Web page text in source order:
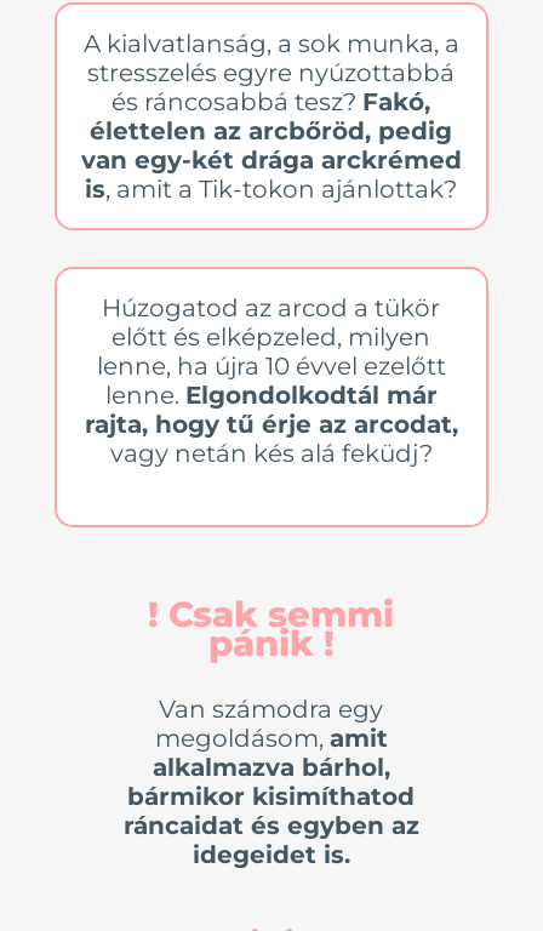
A kialvatlanság, a sok munka, a
stresszelés egyre nyúzottabbá
és ráncosabbá tesz? Fakó,
élettelen az arcbőröd, pedig
van egy-két drága arckrémed
is, amit a Tik-tokon ajánlottak?
Húzogatod az arcod a tükör
előtt és elképzeled, milyen
lenne, ha újra 10 évvel ezelőtt
lenne. Elgondolkodtál már
rajta, hogy tű érje az arcodat,
vagy netán kés alá feküdj?
! Csak semmi
pánik !
Van számodra egy
megoldásom, amit
alkalmazva bárhol,
bármikor kisimíthatod
ráncaidat és egyben az
idegeidet is.